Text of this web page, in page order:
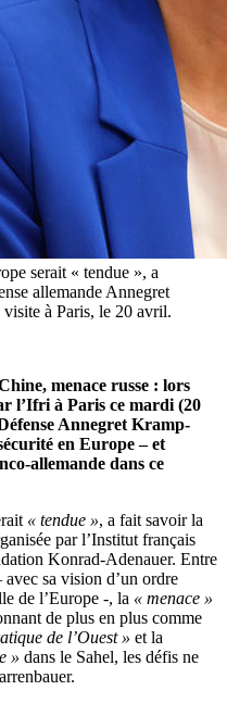
serait « tendue », a
allemande Annegret
à Paris, le 20 avril.
menace russe : lors
l’Ifri à Paris ce mardi (20
Annegret Kramp-
en Europe – et
allemande dans ce
« tendue », a fait savoir la
par l’Institut français
Konrad-Adenauer. Entre
sa vision d’un ordre
de l’Europe -, la « menace »
de plus en plus comme
de l’Ouest » et la
» dans le Sahel, les défis ne